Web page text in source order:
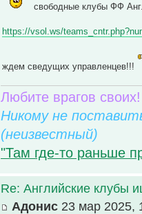
свободные клубы ФФ
https://vsol.ws/
ждем сведущих управленцев!!!
Любите врагов
Никому не
(неизвестный)
"Там где-то раньше
Re: Английские клубы
Адонис 23 мар 2025,